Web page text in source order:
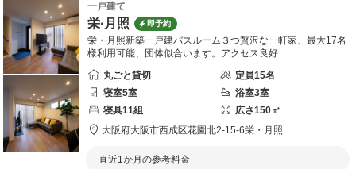
一戸建て
栄·月照 即予約
栄・月照新築一戸建バスルーム３つ贅沢な一軒家、最大17名
様利用可能、団体似合います。アクセス良好
丸ごと貸切
定員15名
寝室5室 浴室3室
寝具11組 広さ150㎡
大阪府大阪市西成区花園北2-15-6栄・月照
直近1か月の参考料金